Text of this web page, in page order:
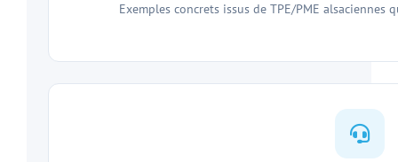
Exemples concrets issus de TPE/PME